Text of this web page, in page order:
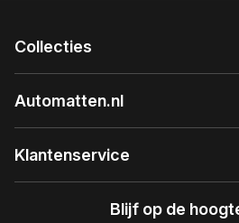
Collecties
Automatten.nl
Klantenservice
Blijf op de